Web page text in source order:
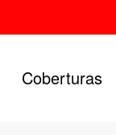
Coberturas